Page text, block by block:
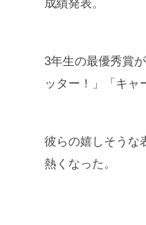
成績発表。
3年生の最優秀賞
ッター！」「キャ
彼らの嬉しそうな
熱くなった。